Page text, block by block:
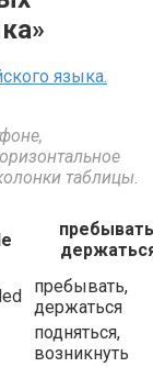
языка.
таблицы.
пребывать,
держаться
подняться,
возникнуть